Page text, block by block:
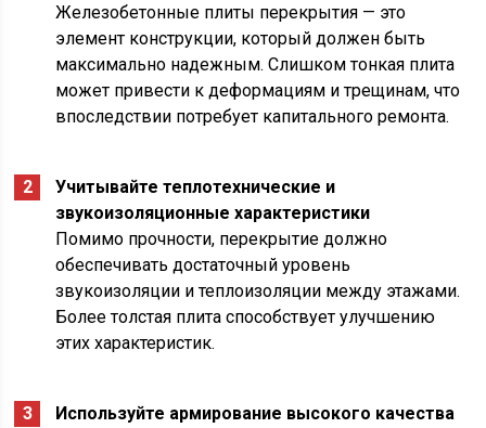
Железобетонные плиты перекрытия — это
элемент конструкции, который должен быть
максимально надежным. Слишком тонкая плита
может привести к деформациям и трещинам, что
впоследствии потребует капитального ремонта.
Учитывайте теплотехнические и
звукоизоляционные характеристики
Помимо прочности, перекрытие должно
обеспечивать достаточный уровень
звукоизоляции и теплоизоляции между этажами.
Более толстая плита способствует улучшению
этих характеристик.
Используйте армирование высокого качества